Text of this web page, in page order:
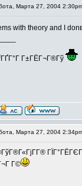
Марта 27, 2004
with theory and I
Г±ГЁГ¬Г®Гў
Марта 27, 2004
Г©